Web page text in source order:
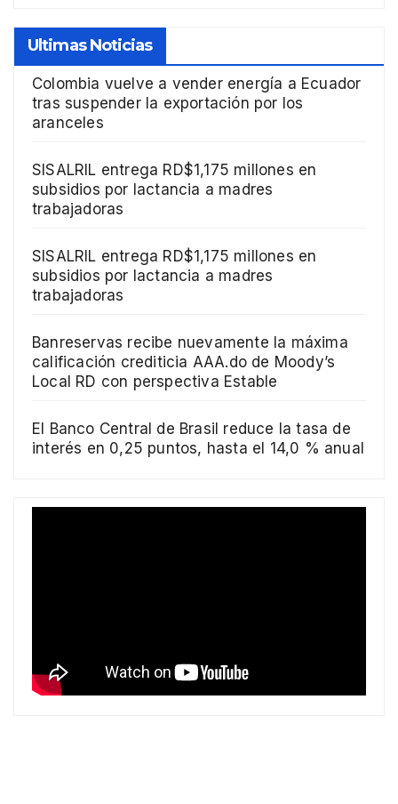
Ultimas Noticias
Colombia vuelve a vender energía a Ecuador
tras suspender la exportación por los
aranceles
SISALRIL entrega RD$1,175 millones en
subsidios por lactancia a madres
trabajadoras
SISALRIL entrega RD$1,175 millones en
subsidios por lactancia a madres
trabajadoras
Banreservas recibe nuevamente la máxima
calificación crediticia AAA.do de Moody’s
Local RD con perspectiva Estable
El Banco Central de Brasil reduce la tasa de
interés en 0,25 puntos, hasta el 14,0 % anual